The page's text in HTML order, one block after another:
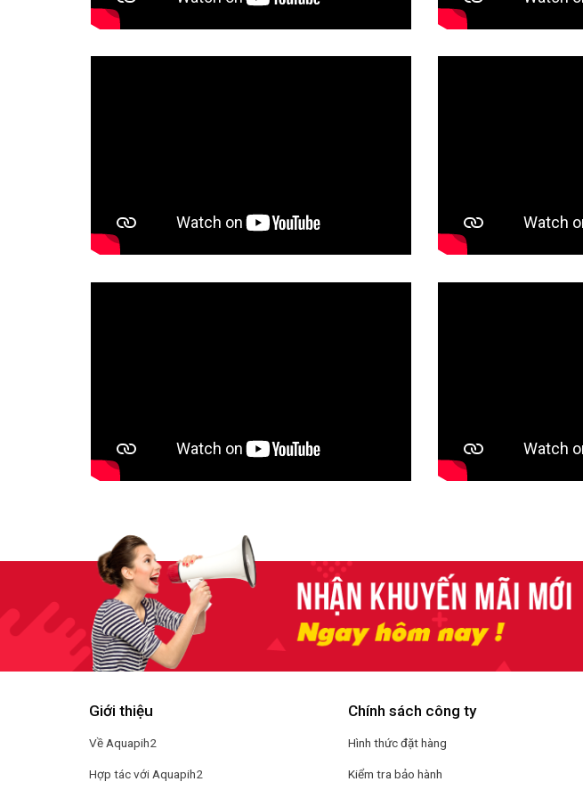
Giới thiệu
Về Aquapih2
Hợp tác với Aquapih2
Chính sách công ty
Hình thức đặt hàng
Kiểm tra bảo hành